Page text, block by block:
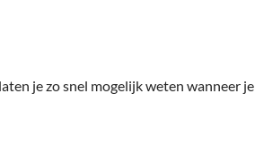
je zo snel mogelijk weten wanneer je